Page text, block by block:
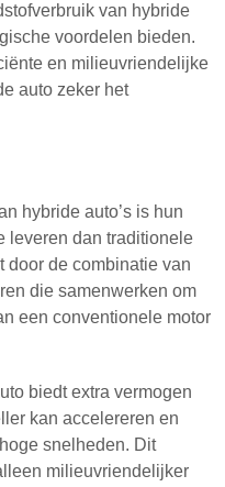
van hybride
voordelen bieden.
en milieuvriendelijke
auto zeker het
hybride auto’s is hun
leveren dan traditionele
door de combinatie van
die samenwerken om
een conventionele motor
biedt extra vermogen
kan accelereren en
snelheden. Dit
milieuvriendelijker